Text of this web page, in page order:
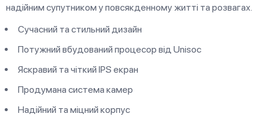
надійним супутником у повсякденному житті та розвагах.
Сучасний та стильний дизайн
Потужний вбудований процесор від Unisoc
Яскравий та чіткий IPS екран
Продумана система камер
Надійний та міцний корпус